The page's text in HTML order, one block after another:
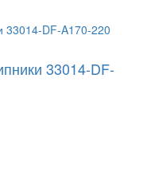
33014-DF-